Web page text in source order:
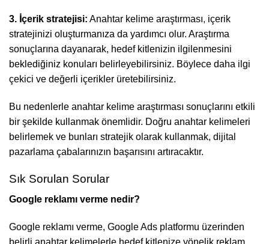
3. İçerik stratejisi: Anahtar kelime araştırması, içerik
stratejinizi oluşturmanıza da yardımcı olur. Araştırma
sonuçlarına dayanarak, hedef kitlenizin ilgilenmesini
beklediğiniz konuları belirleyebilirsiniz. Böylece daha ilgi
çekici ve değerli içerikler üretebilirsiniz.
Bu nedenlerle anahtar kelime araştırması sonuçlarını etkili
bir şekilde kullanmak önemlidir. Doğru anahtar kelimeleri
belirlemek ve bunları stratejik olarak kullanmak, dijital
pazarlama çabalarınızın başarısını artıracaktır.
Sık Sorulan Sorular
Google reklamı verme nedir?
Google reklamı verme, Google Ads platformu üzerinden
belirli anahtar kelimelerle hedef kitlenize yönelik reklam